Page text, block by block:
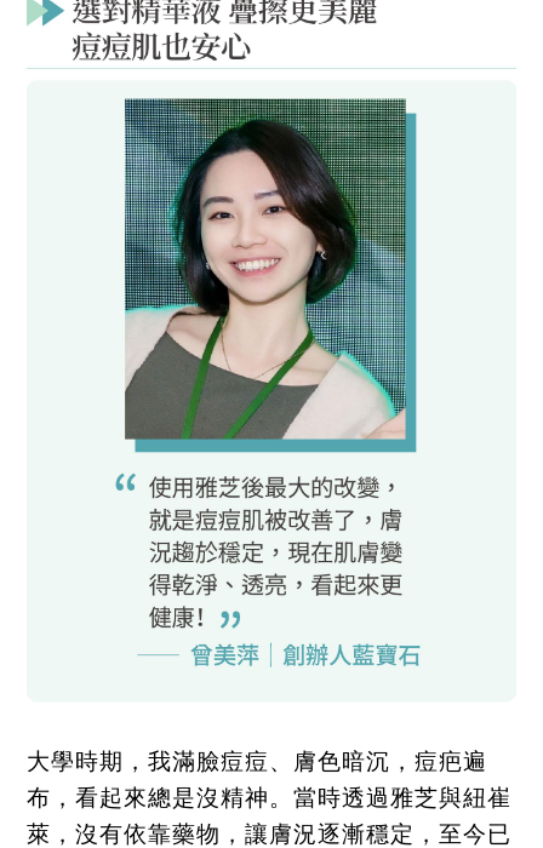
大學時期，我滿臉痘痘、膚色暗沉，痘疤遍
布，看起來總是沒精神。當時透過雅芝與紐崔
萊，沒有依靠藥物，讓膚況逐漸穩定，至今已